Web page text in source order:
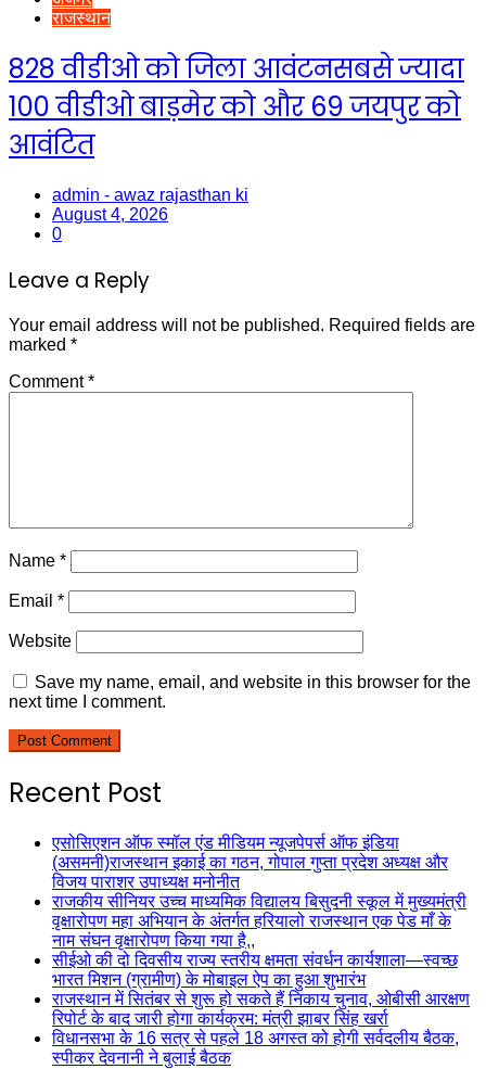
राजस्थान
828 वीडीओ को जिला आवंटनसबसे ज्यादा
100 वीडीओ बाड़मेर को और 69 जयपुर को
आवंटित
admin - awaz rajasthan ki
August 4, 2026
0
Leave a Reply
Your email address will not be published. Required fields are
marked *
Comment*
Name *
Email *
Website
Save my name, email, and website in this browser for the
next time I comment.
Recent Post
एसोसिएशन ऑफ स्मॉल एंड मीडियम न्यूजपेपर्स ऑफ इंडिया
(असमनी)राजस्थान इकाई का गठन, गोपाल गुप्ता प्रदेश अध्यक्ष और
विजय पाराशर उपाध्यक्ष मनोनीत
राजकीय सीनियर उच्च माध्यमिक विद्यालय बिसुदनी स्कूल में मुख्यमंत्री
वृक्षारोपण महा अभियान के अंतर्गत हरियालो राजस्थान एक पेड माँ के
नाम संघन वृक्षारोपण किया गया है,,
सीईओ की दो दिवसीय राज्य स्तरीय क्षमता संवर्धन कार्यशाला—स्वच्छ
भारत मिशन (ग्रामीण) के मोबाइल ऐप का हुआ शुभारंभ
राजस्थान में सितंबर से शुरू हो सकते हैं निकाय चुनाव, ओबीसी आरक्षण
रिपोर्ट के बाद जारी होगा कार्यक्रम: मंत्री झाबर सिंह खर्रा
विधानसभा के 16 सत्र से पहले 18 अगस्त को होगी सर्वदलीय बैठक,
स्पीकर देवनानी ने बुलाई बैठक